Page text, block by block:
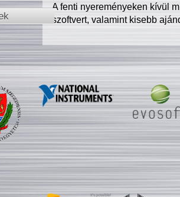
A fenti nyereményeken kívül
szoftvert, valamint kisebb